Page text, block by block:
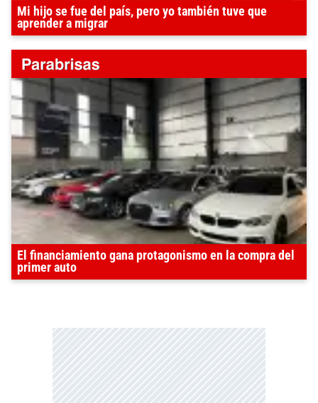
Mi hijo se fue del país, pero yo también tuve que
aprender a migrar
El financiamiento gana protagonismo en la compra del
primer auto